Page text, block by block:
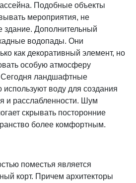
Подобные объекты
мероприятия, не
здание. Дополнительный
водопады. Они
как декоративный элемент, но
особую атмосферу
Сегодня ландшафтные
используют воду для создания
и расслабленности. Шум
скрывать посторонние
более комфортным.
поместья является
корт. Причем архитекторы